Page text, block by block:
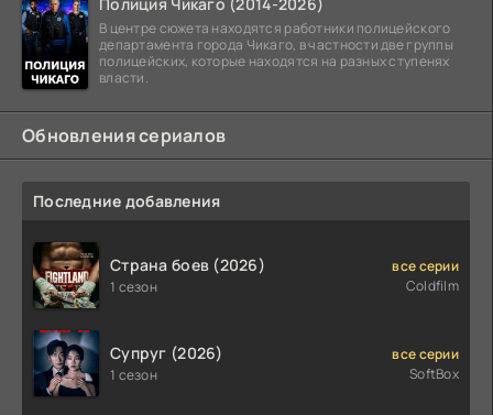
Полиция Чикаго (2014-2026)
В центре сюжета находятся работники полицейского
департамента города Чикаго, в частности две группы
полицейских, которые находятся на разных ступенях
власти.
Обновления сериалов
Последние добавления
Страна боев (2026)
1 сезон
все серии
Coldfilm
Супруг (2026)
1 сезон
все серии
SoftBox